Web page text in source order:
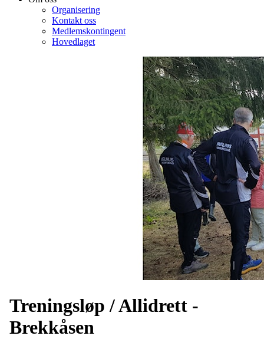
Organisering
Kontakt oss
Medlemskontingent
Hovedlaget
Treningsløp / Allidrett -
Brekkåsen